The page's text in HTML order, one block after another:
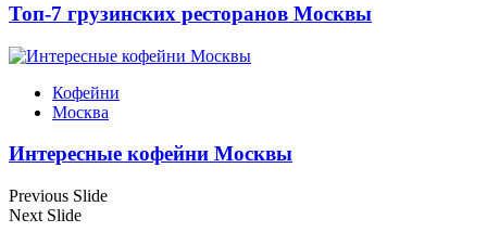
Топ-7 грузинских ресторанов Москвы
Кофейни
Москва
Интересные кофейни Москвы
Previous Slide
Next Slide